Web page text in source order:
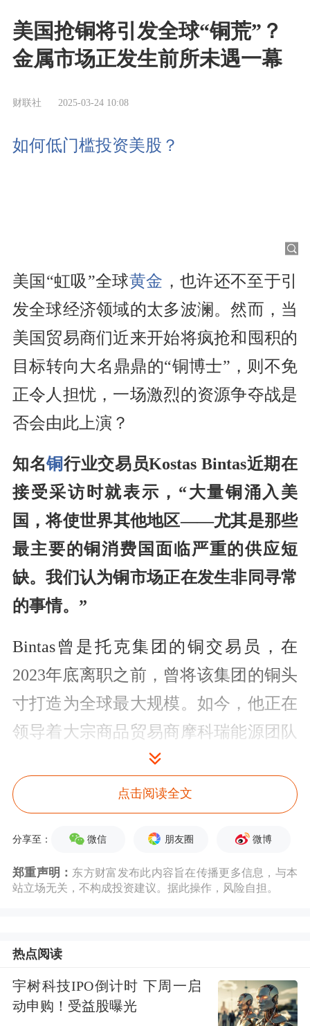
美国抢铜将引发全球“铜荒”？
金属市场正发生前所未遇一幕
财联社 2025-03-24 10:08
如何低门槛投资美股？
美国“虹吸”全球黄金 ，也许还不至于引
发全球经济领域的太多波澜。然而，当
美国贸易商们近来开始将疯抢和囤积的
目标转向大名鼎鼎的“铜博士”，则不免
正令人担忧，一场激烈的资源争夺战是
否会由此上演？
知名铜行业交易员Kostas Bintas近期在
接受采访时就表示，“大量铜涌入美
国，将使世界其他地区——尤其是那些
最主要的铜消费国面临严重的供应短
缺。我们认为铜市场正在发生非同寻常
的事情。”
Bintas曾是托克集团的铜交易员，在
2023年底离职之前，曾将该集团的铜头
寸打造为全球最大规模。如今，他正在
领导着大宗商品贸易商摩科瑞能源团队
进军这一金属市场。
他目前正再次预测铜价将飙升至
历史新
——比当前水平上涨多达三分之一。
吨。Bintas表示，“预期铜价达到每吨
给出具体数字，因为这种情况前所未
值得一提的是，Bintas曾是最早预测新
点击阅读全文
分享至： 微信 朋友圈 微博
郑重声明： 东方财富发布此内容旨在传播更多信息，与本
站立场无关，不构成投资建议。据此操作，风险自担。
热点阅读
宇树科技IPO倒计时 下周一启
动申购！受益股曝光